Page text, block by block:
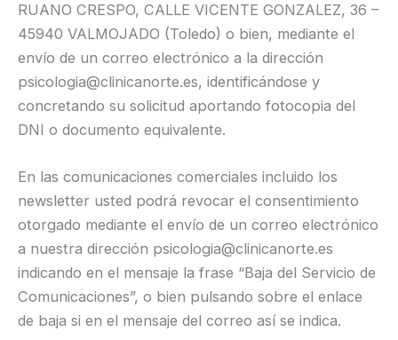
RUANO CRESPO, CALLE VICENTE GONZALEZ, 36 –
45940 VALMOJADO (Toledo) o bien, mediante el
envío de un correo electrónico a la dirección
psicologia@clinicanorte.es, identificándose y
concretando su solicitud aportando fotocopia del
DNI o documento equivalente.
En las comunicaciones comerciales incluido los
newsletter usted podrá revocar el consentimiento
otorgado mediante el envío de un correo electrónico
a nuestra dirección psicologia@clinicanorte.es
indicando en el mensaje la frase “Baja del Servicio de
Comunicaciones”, o bien pulsando sobre el enlace
de baja si en el mensaje del correo así se indica.